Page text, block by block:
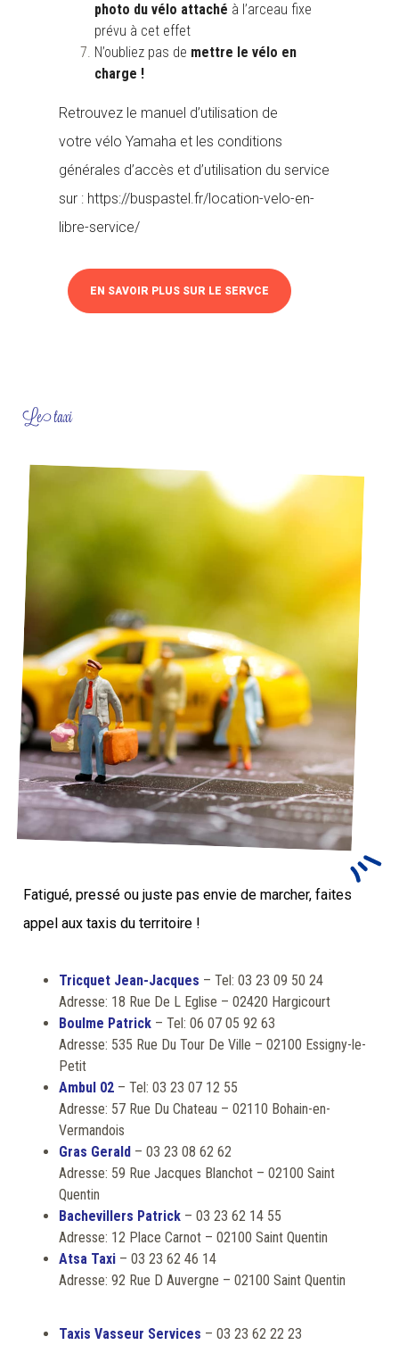
photo du vélo attaché à l’arceau fixe
prévu à cet effet
N’oubliez pas de mettre le vélo en
charge !
Retrouvez le manuel d’utilisation de
votre vélo Yamaha et les conditions
générales d’accès et d’utilisation du service
sur : https://buspastel.fr/location-velo-en-
libre-service/
EN SAVOIR PLUS SUR LE SERVCE
Le taxi
Fatigué, pressé ou juste pas envie de marcher, faites
appel aux taxis du territoire !
Tricquet Jean-Jacques – Tel: 03 23 09 50 24
Adresse: 18 Rue De L Eglise – 02420 Hargicourt
Boulme Patrick – Tel: 06 07 05 92 63
Adresse: 535 Rue Du Tour De Ville – 02100 Essigny-le-
Petit
Ambul 02 – Tel: 03 23 07 12 55
Adresse: 57 Rue Du Chateau – 02110 Bohain-en-
Vermandois
Gras Gerald – 03 23 08 62 62
Adresse: 59 Rue Jacques Blanchot – 02100 Saint
Quentin
Bachevillers Patrick – 03 23 62 14 55
Adresse: 12 Place Carnot – 02100 Saint Quentin
Atsa Taxi – 03 23 62 46 14
Adresse: 92 Rue D Auvergne – 02100 Saint Quentin
Taxis Vasseur Services – 03 23 62 22 23